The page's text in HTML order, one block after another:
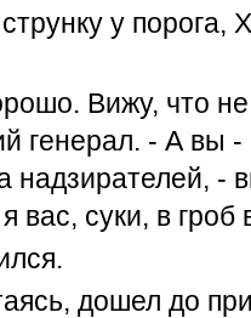
у порога,
Вижу, что
генерал. - А вы -
надзирателей,
вас, суки, в гроб
дошел до